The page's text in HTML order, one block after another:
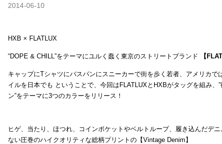
2014-06-10
HXB × FLATLUX
“DOPE & CHILL”をテーマにユルく蠢く東京のストリートブランド 【
キャップにTシャツにバスパンにスニーカーで街を歩く若者、アメリカで
イルを日本でも ということで、今回はFLATLUXとHXBがタッグを組み、
ン”をテーマに3つのカラーをリリース！
ヒゲ、当たり、ほつれ、コインポケットやベルトループ、履き込んだデ
ない圧巻のハイクオリティな総柄プリントの【Vintage Denim】